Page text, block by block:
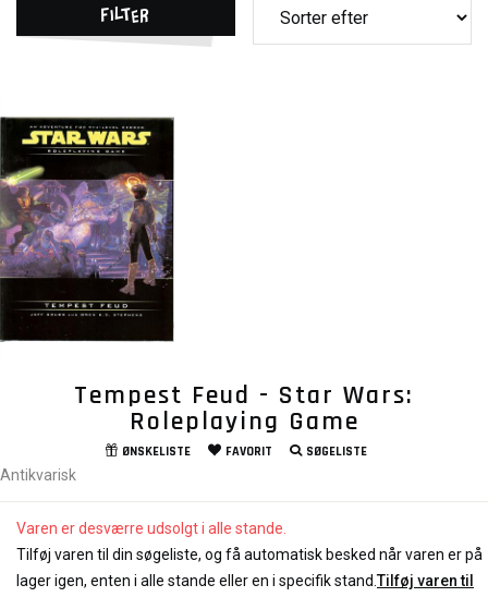
Filter
Tempest Feud - Star Wars:
Roleplaying Game
ØNSKELISTE FAVORIT SØGELISTE
Antikvarisk
Varen er desværre udsolgt i alle stande.
Tilføj varen til din søgeliste, og få automatisk besked når varen er på
lager igen, enten i alle stande eller en i specifik stand.Tilføj varen til